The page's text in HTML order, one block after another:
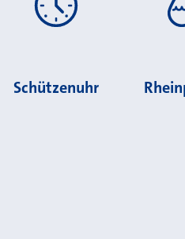
Schützenuhr